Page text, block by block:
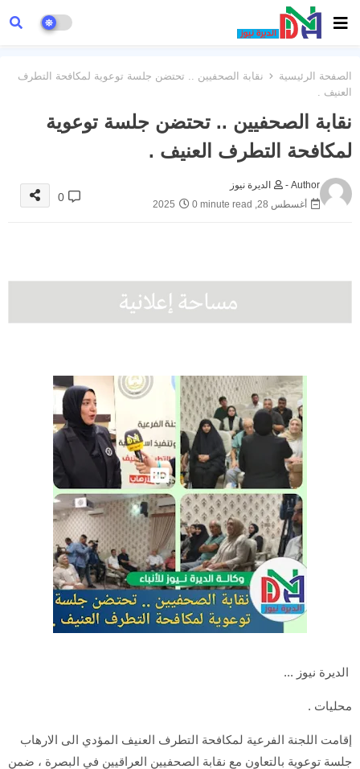
الصفحة الرئيسية
نقابة الصحفيين .. تحتضن جلسة توعوية لمكافحة التطرف
العنيف .
نقابة الصحفيين .. تحتضن جلسة توعوية
لمكافحة التطرف العنيف .
Author -
الديرة نيوز
أغسطس 28, 2025
0 minute read
0
الديرة نيوز ...
محليات .
إقامت اللجنة الفرعية لمكافحة التطرف العنيف المؤدي الى الارهاب
جلسة توعوية بالتعاون مع نقابة الصحفيين العراقيين في البصرة ، ضمن